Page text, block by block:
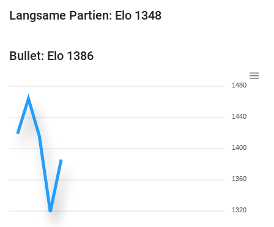
Langsame Partien: Elo 1348
Bullet: Elo 1386
1480
1440
1400
1360
1320